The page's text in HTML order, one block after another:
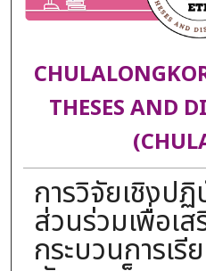
THESES AND
การวิจัยเชิงป
ส่วนร่วมเพื่อเส
กระบวนการเรี